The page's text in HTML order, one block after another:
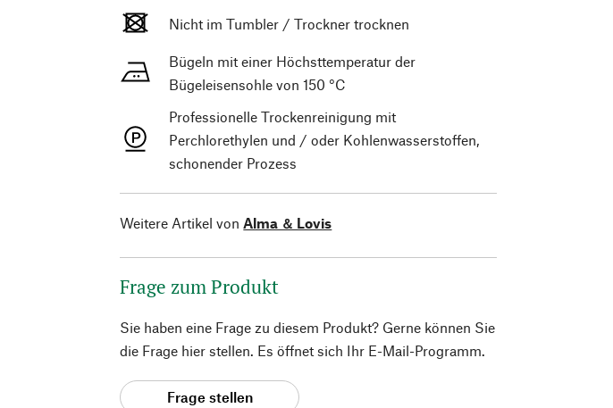
Nicht im Tumbler / Trockner trocknen
Bügeln mit einer Höchsttemperatur der
Bügeleisensohle von 150 °C
Professionelle Trockenreinigung mit
Perchlorethylen und / oder Kohlenwasserstoffen,
schonender Prozess
Weitere Artikel von Alma ＆ Lovis
Frage zum Produkt
Sie haben eine Frage zu diesem Produkt? Gerne können Sie
die Frage hier stellen. Es öffnet sich Ihr E-Mail-Programm.
Frage stellen